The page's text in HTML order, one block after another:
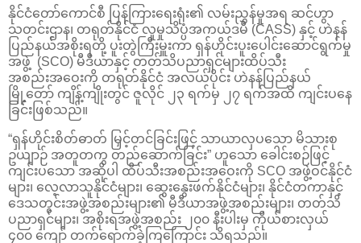
နိုင်ငံတော်ကောင်စီ ပြန်ကြားရေးရုံး၏ လမ်းညွှန်မှုအရ ဆင်ဟွာ
သတင်းဌာန၊ တရုတ်နိုင်ငံ လူမှုသိပ္ပံအကယ်ဒမီ (CASS) နှင့် ဟဲနန်
ပြည်နယ်အစိုးရတို့ ပူးတွဲကြီးမှူးကာ ရှန်ဟိုင်းပူးပေါင်းဆောင်ရွက်မှု
အဖွဲ့ (SCO) မီဒီယာနှင့် တတ်သိပညာရှင်များထိပ်သီး
အစည်းအဝေးကို တရုတ်နိုင်ငံ အလယ်ပိုင်း ဟဲနန်ပြည်နယ်
မြို့တော် ကျိန့်ကျိုးတွင် ဇူလိုင် ၂၃ ရက်မှ ၂၇ ရက်အထိ ကျင်းပနေ
ခြင်းဖြစ်သည်။
“ရှန်ဟိုင်းစိတ်ဓာတ် မြှင့်တင်ခြင်းဖြင့် သာယာလှပသော မိသားစု
ဥယျာဉ် အတူတကွ တည်ဆောက်ခြင်း” ဟူသော ခေါင်းစဉ်ဖြင့်
ကျင်းပသော အဆိုပါ ထိပ်သီးအစည်းအဝေးကို SCO အဖွဲ့ဝင်နိုင်ငံ
များ၊ လေ့လာသူနိုင်ငံများ၊ ဆွေးနွေးဖက်နိုင်ငံများ၊ နိုင်ငံတကာနှင့်
ဒေသတွင်းအဖွဲ့အစည်းများ၏ မီဒီယာအဖွဲ့အစည်းများ၊ တတ်သိ
ပညာရှင်များ၊ အစိုးရအဖွဲ့အစည်း ၂၀၀ နီးပါးမှ ကိုယ်စားလှယ်
၄၀၀ ကျော် တက်ရောက်ခဲ့ကြကြောင်း သိရသည်။